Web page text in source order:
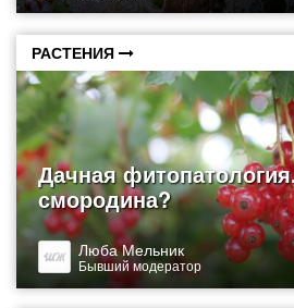
РАСТЕНИЯ
Дачная
смородина?
Люба Мельник
Бывший модератор